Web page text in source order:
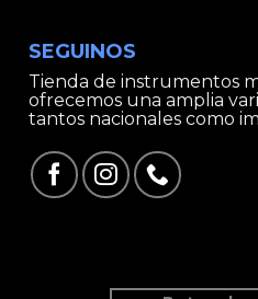
SEGUINOS
Tienda de instrumentos
ofrecemos una amplia
tantos nacionales como